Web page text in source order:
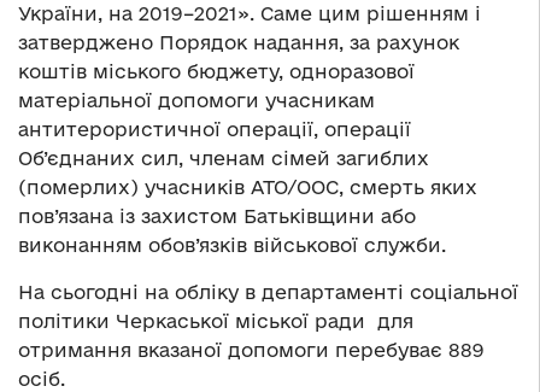
України, на 2019–2021». Саме цим рішенням і
затверджено Порядок надання, за рахунок
коштів міського бюджету, одноразової
матеріальної допомоги учасникам
антитерористичної операції, операції
Об’єднаних сил, членам сімей загиблих
(померлих) учасників АТО/ООС, смерть яких
пов’язана із захистом Батьківщини або
виконанням обов’язків військової служби.
На сьогодні на обліку в департаменті соціальної
політики Черкаської міської ради для
отримання вказаної допомоги перебуває 889
осіб.